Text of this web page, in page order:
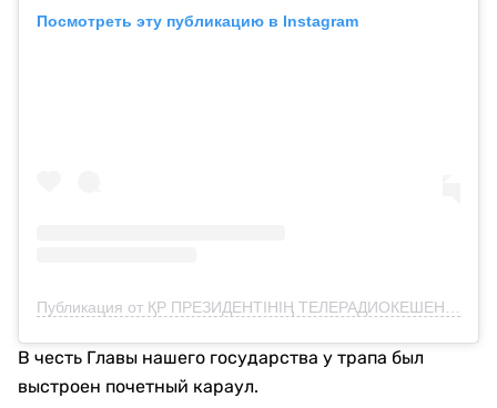
Посмотреть эту публикацию в Instagram
Публикация от ҚР ПРЕЗИДЕНТІНІҢ ТЕЛЕРАДИОКЕШЕНІ (@ptrk.kz)
В честь Главы нашего государства у трапа был
выстроен почетный караул.